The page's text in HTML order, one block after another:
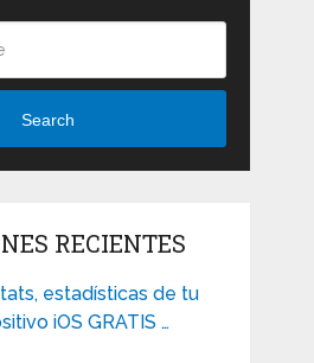
Search
RECIENTES
estadísticas de tu
iOS GRATIS …